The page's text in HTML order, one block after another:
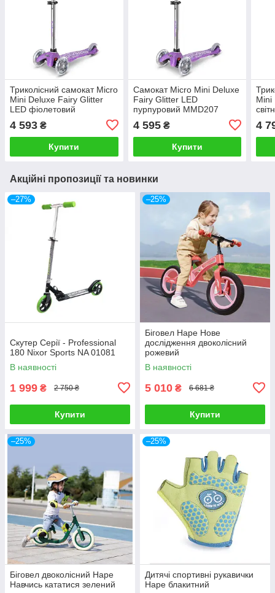
Триколісний самокат Micro
Mini Deluxe Fairy Glitter
LED фіолетовий
4 593 ₴
Купити
Самокат Micro Mini Deluxe
Fairy Glitter LED
пурпуровий MMD207
4 595₴
Купити
Mini
4
Акційні пропозиції та новинки
–27%
Скутер Серії - Professional
180 Nixor Sports NA 01081
В наявності
1 999 ₴ 2 750 ₴
Купити
–25%
Біговел Hape Нове
дослідження двоколісний
рожевий
В наявності
5 010 ₴ 6 681 ₴
Купити
–25%
Біговел двоколісний Hape
Навчись кататися зелений
–25%
Дитячі спортивні рукавички
Hape блакитний